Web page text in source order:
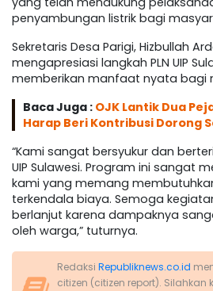
penyambungan listrik bagi
Sekretaris Desa Parigi, Hizbullah
mengapresiasi langkah PLN UIP
memberikan manfaat nyata bagi
Baca Juga : OJK Lantik Dua
Harap Beri Kontribusi Dorong
“Kami sangat bersyukur dan
UIP Sulawesi. Program ini sangat
kami yang memang
terkendala biaya. Semoga
berlanjut karena dampaknya
oleh warga,” tuturnya.
Redaksi Republiknews.co.id
citizen (citizen report). Silahkan